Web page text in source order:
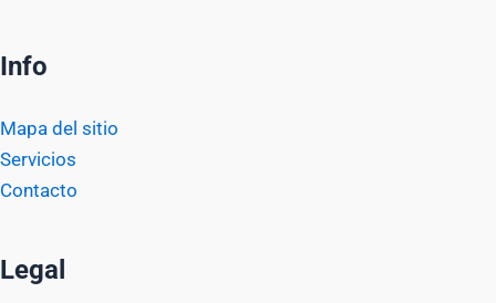
Info
Mapa del sitio
Servicios
Contacto
Legal